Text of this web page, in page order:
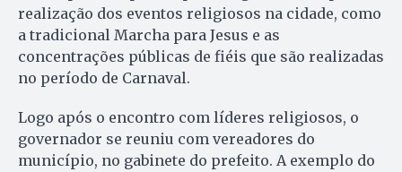
realização dos eventos religiosos na cidade, como
a tradicional Marcha para Jesus e as
concentrações públicas de fiéis que são realizadas
no período de Carnaval.
Logo após o encontro com líderes religiosos, o
governador se reuniu com vereadores do
município, no gabinete do prefeito. A exemplo do